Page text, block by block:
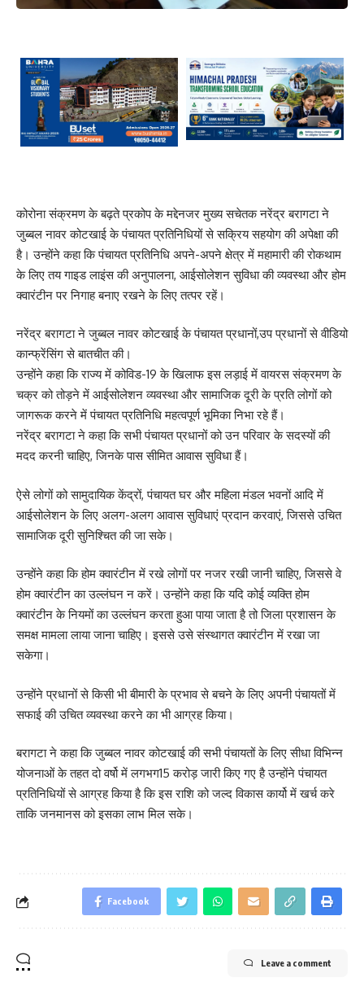
कोरोना संक्रमण के बढ़ते प्रकोप के मद्देनजर मुख्य सचेतक नरेंद्र बरागटा ने
जुब्बल नावर कोटखाई के पंचायत प्रतिनिधियों से सक्रिय सहयोग की अपेक्षा की
है। उन्होंने कहा कि पंचायत प्रतिनिधि अपने-अपने क्षेत्र में महामारी की रोकथाम
के लिए तय गाइड लाइंस की अनुपालना, आईसोलेशन सुविधा की व्यवस्था और होम
क्वारंटीन पर निगाह बनाए रखने के लिए तत्पर रहें।
नरेंद्र बरागटा ने जुब्बल नावर कोटखाई के पंचायत प्रधानों,उप प्रधानों से वीडियो
कान्फ्रेंसिंग से बातचीत की।
उन्होंने कहा कि राज्य में कोविड-19 के खिलाफ इस लड़ाई में वायरस संक्रमण के
चक्र को तोड़ने में आईसोलेशन व्यवस्था और सामाजिक दूरी के प्रति लोगों को
जागरूक करने में पंचायत प्रतिनिधि महत्वपूर्ण भूमिका निभा रहे हैं।
नरेंद्र बरागटा ने कहा कि सभी पंचायत प्रधानों को उन परिवार के सदस्यों की
मदद करनी चाहिए, जिनके पास सीमित आवास सुविधा हैं।
ऐसे लोगों को सामुदायिक केंद्रों, पंचायत घर और महिला मंडल भवनों आदि में
आईसोलेशन के लिए अलग-अलग आवास सुविधाएं प्रदान करवाएं, जिससे उचित
सामाजिक दूरी सुनिश्चित की जा सके।
उन्होंने कहा कि होम क्वारंटीन में रखे लोगों पर नजर रखी जानी चाहिए, जिससे वे
होम क्वारंटीन का उल्लंघन न करें। उन्होंने कहा कि यदि कोई व्यक्ति होम
क्वारंटीन के नियमों का उल्लंघन करता हुआ पाया जाता है तो जिला प्रशासन के
समक्ष मामला लाया जाना चाहिए। इससे उसे संस्थागत क्वारंटीन में रखा जा
सकेगा।
उन्होंने प्रधानों से किसी भी बीमारी के प्रभाव से बचने के लिए अपनी पंचायतों में
सफाई की उचित व्यवस्था करने का भी आग्रह किया।
बरागटा ने कहा कि जुब्बल नावर कोटखाई की सभी पंचायतों के लिए सीधा विभिन्न
योजनाओं के तहत दो वर्षो में लगभग15 करोड़ जारी किए गए है उन्होंने पंचायत
प्रतिनिधियों से आग्रह किया है कि इस राशि को जल्द विकास कार्यो में खर्च करे
ताकि जनमानस को इसका लाभ मिल सके।
Facebook
Leave a comment